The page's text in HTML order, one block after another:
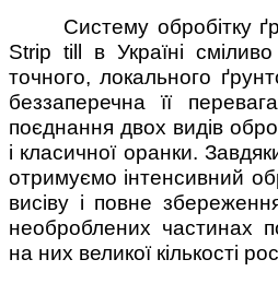
Telegram
Систему обробітку
Strip till в Україні
точного, локального
беззаперечна її
поєднання двох видів
і класичної оранки.
отримуємо інтенсивний
висіву і повне
необроблених частинах
на них великої кількості